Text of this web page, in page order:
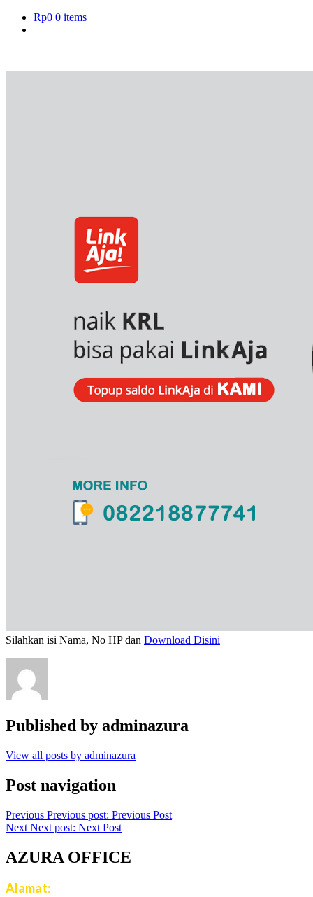
Rp0 0 items
Silahkan isi Nama, No HP dan Download Disini
Published by adminazura
View all posts by adminazura
Post navigation
Previous Previous post: Previous Post
Next Next post: Next Post
AZURA OFFICE
Alamat: